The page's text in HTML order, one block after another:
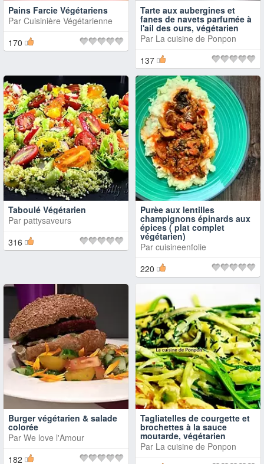
Pains Farcie Végétariens
Par Cuisinière Végétarienne
170
Tarte aux aubergines et
fanes de navets parfumée à
l'ail des ours, végétarien
Par La cuisine de Ponpon
137
Taboulé Végétarien
Par pattysaveurs
316
Purèe aux lentilles
champignons épinards aux
épices ( plat complet
végétarien)
Par cuisineenfolie
220
Burger végétarien & salade
colorée
Par We love l'Amour
182
Tagliatelles de courgette et
brochettes à la sauce
moutarde, végétarien
Par La cuisine de Ponpon